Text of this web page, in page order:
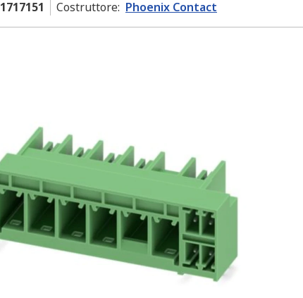
1717151 Costruttore: Phoenix Contact